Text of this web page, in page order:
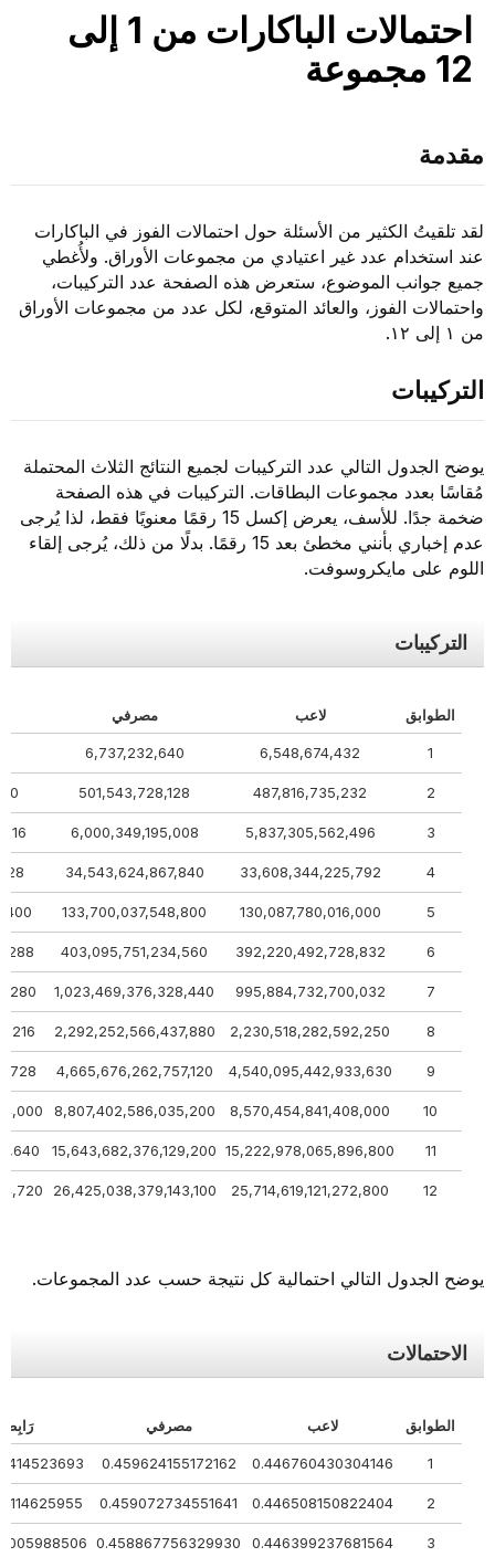
احتمالات الباكارات من 1 إلى
12 مجموعة
مقدمة
لقد تلقيتُ الكثير من الأسئلة حول احتمالات الفوز في الباكارات
عند استخدام عدد غير اعتيادي من مجموعات الأوراق. ولأُغطي
جميع جوانب الموضوع، ستعرض هذه الصفحة عدد التركيبات،
واحتمالات الفوز، والعائد المتوقع، لكل عدد من مجموعات الأوراق
من ١ إلى ١٢.
التركيبات
يوضح الجدول التالي عدد التركيبات لجميع النتائج الثلاث المحتملة
مُقاسًا بعدد مجموعات البطاقات. التركيبات في هذه الصفحة
ضخمة جدًا. للأسف، يعرض إكسل 15 رقمًا معنويًا فقط، لذا يُرجى
عدم إخباري بأنني مخطئ بعد 15 رقمًا. بدلًا من ذلك، يُرجى إلقاء
اللوم على مايكروسوفت.
التركيبات
الطوابق لاعب مصرفي
6,548,674,432
6,737,232,640
487,816,735,232
501,543,728,128
5,837,305,562,496
6,000,349,195,008
4
33,608,344,225,792
34,543,624,867,840
130,087,780,016,000
133,700,037,548,800
392,220,492,728,832
403,095,751,234,560
995,884,732,700,032
1,023,469,376,328,440
2,230,518,282,592,250
2,292,252,566,437,880
4,540,095,442,933,630
4,665,676,262,757,120
10
8,570,454,841,408,000
8,807,402,586,035,200
11
15,222,978,065,896,800
15,643,682,376,129,200
12
25,714,619,121,272,800
26,425,038,379,143,100
يوضح الجدول التالي احتمالية كل نتيجة حسب عدد المجموعات.
الاحتمالات
الطوابق لاعب مصرفي رَابِطَة
0.446760430304146
0.459624155172162
0.446508150822404
0.459072734551641
0.446399237681564
0.458867756329930